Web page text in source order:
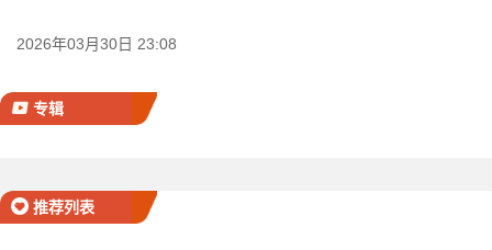
2026年03月30日 23:08
专辑
推荐列表